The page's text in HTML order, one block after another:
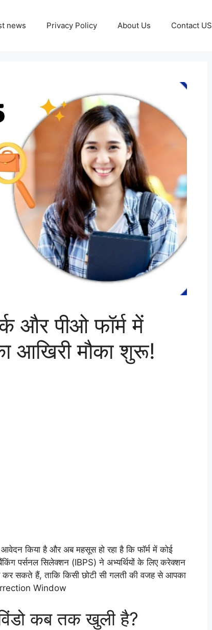
news Privacy Policy About Us Contact US
और पीओ फॉर्म में
आखिरी मौका शुरू!
किया है और अब महसूस हो रहा है कि फॉर्म में कोई
पर्सनल सिलेक्शन (IBPS) ने अभ्यर्थियों के लिए करेक्शन
सकते हैं, ताकि किसी छोटी सी गलती की वजह से आपका
Window
कब तक खुली है?